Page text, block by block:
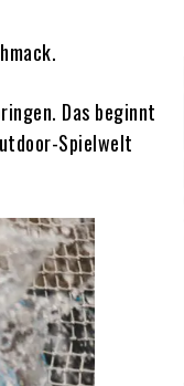
Das beginnt
Spielwelt